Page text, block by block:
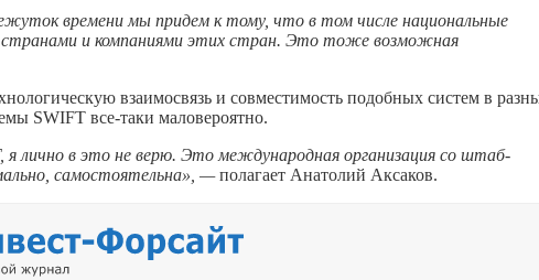
времени мы придем к тому, что в том числе национальные
и компаниями этих стран. Это тоже возможная
взаимосвязь и совместимость подобных систем в
SWIFT все-таки маловероятно.
я лично в это не верю. Это международная организация со штаб-
самостоятельна», —полагает Анатолий Аксаков.